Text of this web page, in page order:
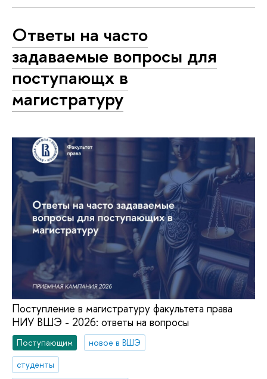
Ответы на часто
задаваемые вопросы для
поступающх в
магистратуру
Поступление в магистратуру факультета права
НИУ ВШЭ - 2026: ответы на вопросы
Поступающим
новое в ВШЭ
студенты